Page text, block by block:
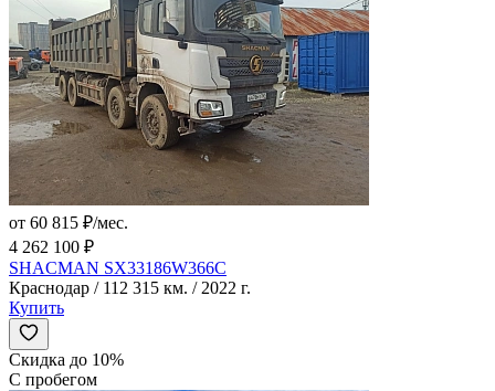
от 60 815 ₽/мес.
4 262 100 ₽
SHACMAN SX33186W366C
Краснодар / 112 315 км. / 2022 г.
Купить
Скидка до 10%
С пробегом